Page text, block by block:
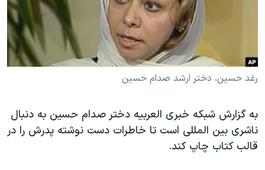
فرهنگ و زندگی
حقوق شهروندی
علم و فناوری
گالری عکس
آرشیو پخش زنده
انتخابات ریاست جمهوری آمریکا ۲۰۲۴
حمله جمهوری اسلامی به اسرائیل
رمز مهسا
اعتراضات زن، زندگی، آزادی
مجموعه مستندهای دادخواهی
رغد حسین، دختر ارشد صدام حسین
به گزارش شبکه خبری العربیه دختر صدام حسین به دنبال
ناشری بین المللی است تا خاطرات دست نوشته پدرش را در
قالب کتاب چاپ کند.